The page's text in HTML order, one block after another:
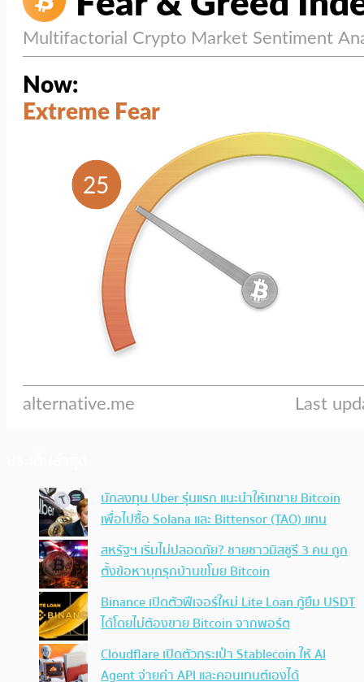
นักลงทุน Uber รุ่นแรก แนะนำให้เทขาย Bitcoin
เพื่อไปซื้อ Solana และ Bittensor (TAO) แทน
สหรัฐฯ เริ่มไม่ปลอดภัย? ชายชาวมิสซูรี 3 คน ถูก
ตั้งข้อหาบุกรุกบ้านขโมย Bitcoin
Binance เปิดตัวฟีเจอร์ใหม่ Lite Loan กู้ยืม USDT
ได้โดยไม่ต้องขาย Bitcoin จากพอร์ต
Cloudflare เปิดตัวกระเป๋า Stablecoin ให้ AI
Agent จ่ายค่า API และคอนเทนต์เองได้